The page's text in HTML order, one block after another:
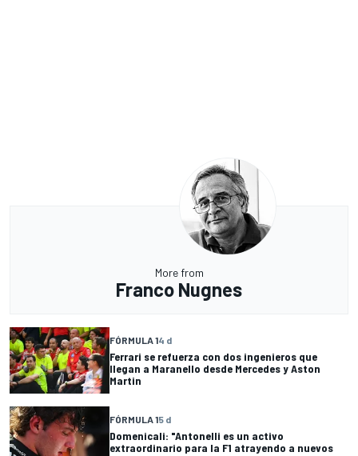
More from
Franco Nugnes
FÓRMULA 14 d
Ferrari se refuerza con dos ingenieros que
llegan a Maranello desde Mercedes y Aston
Martin
FÓRMULA 15 d
Domenicali: "Antonelli es un activo
extraordinario para la F1 atrayendo a nuevos